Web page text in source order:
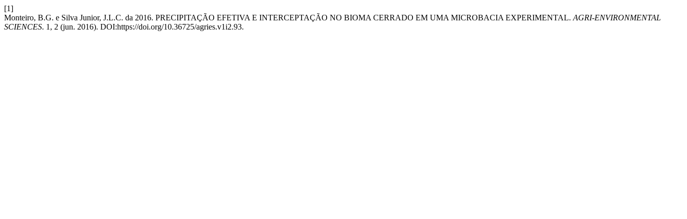
[1]
Monteiro, B.G. e Silva Junior, J.L.C. da 2016. PRECIPITAÇÃO EFETIVA E INTERCEPTAÇÃO NO BIOMA CERRADO EM UMA MICROBACIA EXPERIMENTAL. AGRI-ENVIRONMENTAL
SCIENCES. 1, 2 (jun. 2016). DOI:https://doi.org/10.36725/agries.v1i2.93.